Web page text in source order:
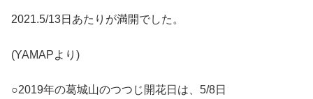
2021.5/13日あたりが満開でした。
(YAMAPより)
○2019年の葛城山のつつじ開花日は、5/8日